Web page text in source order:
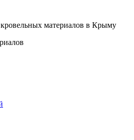
материалов в Крыму